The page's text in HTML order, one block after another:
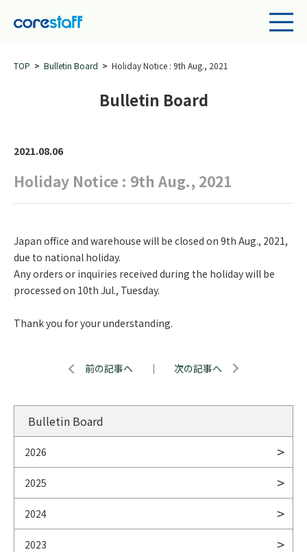
TOP Bulletin Board Holiday Notice : 9th Aug., 2021
Bulletin Board
2021.08.06
Holiday Notice : 9th Aug., 2021
Japan office and warehouse will be closed on 9th Aug., 2021,
due to national holiday.
Any orders or inquiries received during the holiday will be
processed on 10th Jul., Tuesday.
Thank you for your understanding.
前の記事へ ｜ 次の記事へ
Bulletin Board
2026
2025
2024
2023